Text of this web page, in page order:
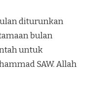
diturunkan
bulan
untuk
SAW. Allah